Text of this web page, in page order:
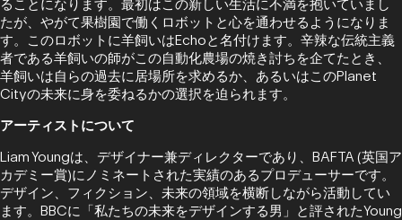
ることになります。最初はこの新しい生活に不満を抱いていまし
たが、やがて果樹園で働くロボットと心を通わせるようになりま
す。このロボットに羊飼いはEchoと名付けます。辛辣な伝統主義
者である羊飼いの師がこの自動化農場の焼き討ちを企てたとき、
羊飼いは自らの過去に居場所を求めるか、あるいはこのPlanet
Cityの未来に身を委ねるかの選択を迫られます。
アーティストについて
Liam Youngは、デザイナー兼ディレクターであり、BAFTA (英国ア
カデミー賞)にノミネートされた実績のあるプロデューサーです。
デザイン、フィクション、未来の領域を横断しながら活動してい
ます。BBCに「私たちの未来をデザインする男」と評されたYoung